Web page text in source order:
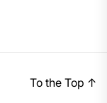
To the Top ↑